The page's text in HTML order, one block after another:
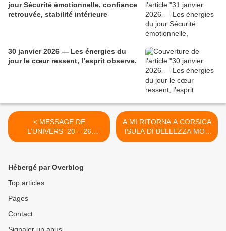
jour Sécurité émotionnelle, confiance
retrouvée, stabilité intérieure
30 janvier 2026 — Les énergies du
jour le cœur ressent, l’esprit observe.
< MESSAGE DE
L’UNIVERS 20 – 26
SEPTEMBRE 2021
A MI RITORNA A CORSICA
ISULA DI BELLEZZA MON
RETOUR EN CORSE ILE
Hébergé par Overblog
Top articles
Pages
Contact